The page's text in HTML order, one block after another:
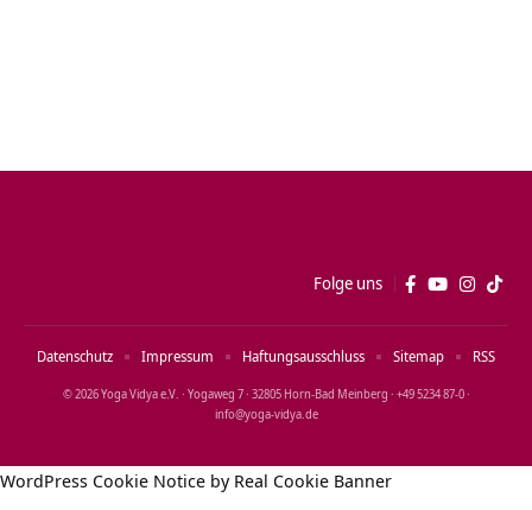
Folge uns
© 2026 Yoga Vidya e.V. · Yogaweg 7 · 32805 Horn‑Bad Meinberg · +49 5234 87‑0 ·
info@yoga‑vidya.de
Datenschutz Impressum Haftungsausschluss Sitemap RSS
WordPress Cookie Notice by Real Cookie Banner